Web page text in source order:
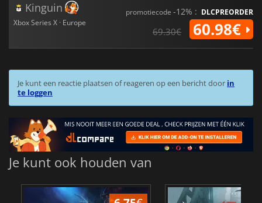
Kinguin
Xbox Series X · Europe
promotiecode -12% : DLCPREORDER
69.30€ 60.98€
Je kunt een reactie plaatsen of reageren op een bericht door in
te loggen
Je kunt ook houden van